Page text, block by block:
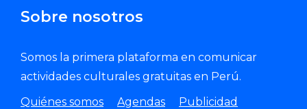
Sobre nosotros
Somos la primera plataforma en comunicar
actividades culturales gratuitas en Perú.
Quiénes somos
Agendas Publicidad